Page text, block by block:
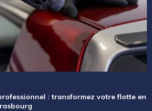
: transformez votre flotte en